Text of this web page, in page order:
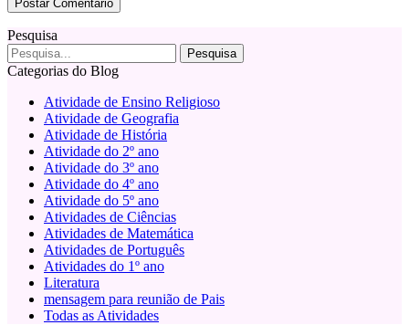
Pesquisa
Categorias do Blog
Atividade de Ensino Religioso
Atividade de Geografia
Atividade de História
Atividade do 2º ano
Atividade do 3º ano
Atividade do 4º ano
Atividade do 5º ano
Atividades de Ciências
Atividades de Matemática
Atividades de Português
Atividades do 1º ano
Literatura
mensagem para reunião de Pais
Todas as Atividades